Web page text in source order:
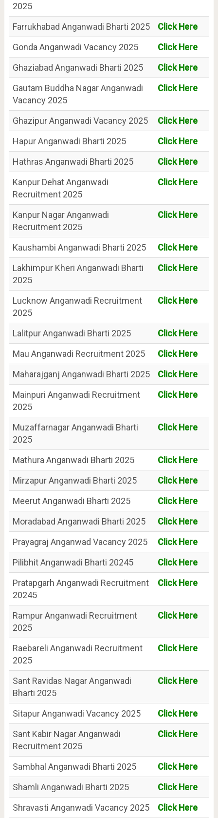
2025
Farrukhabad Anganwadi Bharti 2025
Click Here
Gonda Anganwadi Vacancy 2025
Click Here
Ghaziabad Anganwadi Bharti 2025
Click Here
Gautam Buddha Nagar Anganwadi
Vacancy 2025
Click Here
Ghazipur Anganwadi Vacancy 2025
Click Here
Hapur Anganwadi Bharti 2025
Click Here
Hathras Anganwadi Bharti 2025
Click Here
Kanpur Dehat Anganwadi
Recruitment 2025
Click Here
Kanpur Nagar Anganwadi
Recruitment 2025
Click Here
Kaushambi Anganwadi Bharti 2025
Click Here
Lakhimpur Kheri Anganwadi Bharti
2025
Click Here
Lucknow Anganwadi Recruitment
2025
Click Here
Lalitpur Anganwadi Bharti 2025
Click Here
Mau Anganwadi Recruitment 2025
Click Here
Maharajganj Anganwadi Bharti 2025
Click Here
Mainpuri Anganwadi Recruitment
2025
Click Here
Muzaffarnagar Anganwadi Bharti
2025
Click Here
Mathura Anganwadi Bharti 2025
Click Here
Mirzapur Anganwadi Bharti 2025
Click Here
Meerut Anganwadi Bharti 2025
Click Here
Moradabad Anganwadi Bharti 2025
Click Here
Prayagraj Anganwad Vacancy 2025
Click Here
Pilibhit Anganwadi Bharti 20245
Click Here
Pratapgarh Anganwadi Recruitment
20245
Click Here
Rampur Anganwadi Recruitment
2025
Click Here
Raebareli Anganwadi Recruitment
2025
Click Here
Sant Ravidas Nagar Anganwadi
Bharti 2025
Click Here
Sitapur Anganwadi Vacancy 2025
Click Here
Sant Kabir Nagar Anganwadi
Recruitment 2025
Click Here
Sambhal Anganwadi Bharti 2025
Click Here
Shamli Anganwadi Bharti 2025
Click Here
Shravasti Anganwadi Vacancy 2025
Click Here